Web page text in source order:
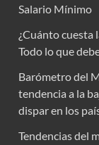
Salario Mínimo
¿Cuánto cuesta
Todo lo que
Barómetro del
tendencia a la
dispar en los
Tendencias del